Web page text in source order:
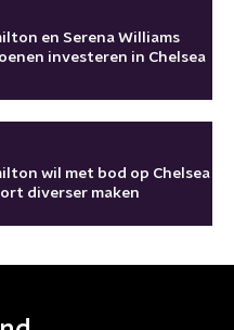
en Serena Williams
investeren in Chelsea
wil met bod op Chelsea
diverser maken